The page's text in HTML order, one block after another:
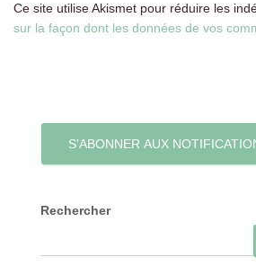
Ce site utilise Akismet pour réduire les
sur la façon dont les données de vos
S’ABONNER AUX
Rechercher